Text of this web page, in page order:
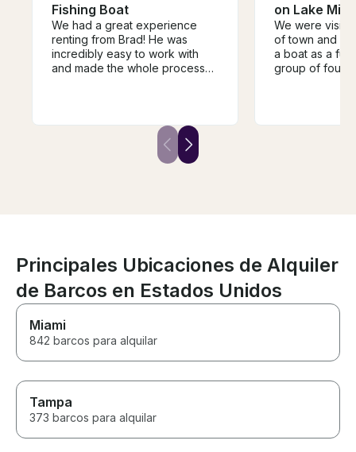
Fishing Boat
We had a great experience
renting from Brad! He was
incredibly easy to work with
and made the whole process
afterward, which made our day
that much easier. The boat was
great, the kids had an
awesome time, and we couldn’t
on Lake
We were
of town and
a boat as a
group of four
Captain Dan
spent the day
him highly
friendly,
visited a
restaurant,
made sure
Principales Ubicaciones de Alquiler
de Barcos en Estados Unidos
Miami
842 barcos para alquilar
Tampa
373 barcos para alquilar